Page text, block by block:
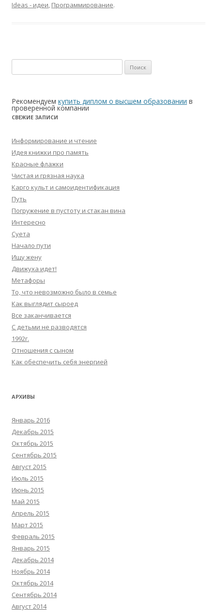
Ideas - идеи, Программирование.
Рекомендуем купить диплом о высшем образовании в
проверенной компании
СВЕЖИЕ ЗАПИСИ
Информирование и чтение
Идея книжки про память
Красные флажки
Чистая и грязная наука
Карго культ и самоидентификация
Путь
Погружение в пустоту и стакан вина
Интересно
Суета
Начало пути
Ищу жену
Движуха идет!
Метафоры
То, что невозможно было в семье
Как выглядит сыроед
Все заканчивается
С детьми не разводятся
1992г.
Отношения с сыном
Как обеспечить себя энергией
АРХИВЫ
Январь 2016
Декабрь 2015
Октябрь 2015
Сентябрь 2015
Август 2015
Июль 2015
Июнь 2015
Май 2015
Апрель 2015
Март 2015
Февраль 2015
Январь 2015
Декабрь 2014
Ноябрь 2014
Октябрь 2014
Сентябрь 2014
Август 2014